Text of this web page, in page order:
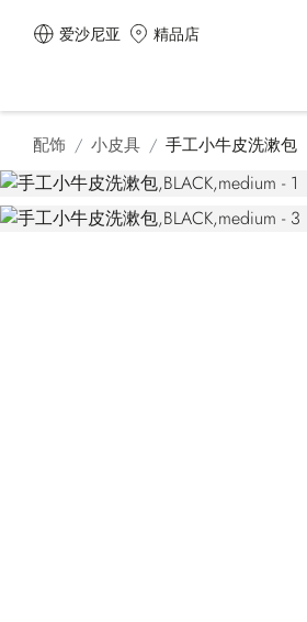
爱沙尼亚 精品店
配饰 小皮具 手工小牛皮洗漱包